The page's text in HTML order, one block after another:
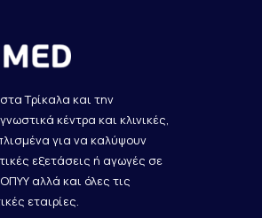
Τρίκαλα και την
κέντρα και κλινικές,
για να καλύψουν
εξετάσεις ή αγωγές σε
αλλά και όλες τις
εταιρίες.